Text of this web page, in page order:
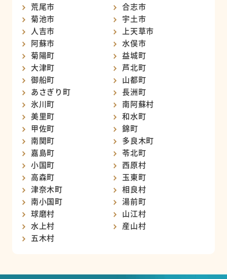
荒尾市
合志市
菊池市
宇土市
人吉市
上天草市
阿蘇市
水俣市
菊陽町
益城町
大津町
芦北町
御船町
山都町
あさぎり町
長洲町
氷川町
南阿蘇村
美里町
和水町
甲佐町
錦町
南関町
多良木町
嘉島町
苓北町
小国町
西原村
高森町
玉東町
津奈木町
相良村
南小国町
湯前町
球磨村
山江村
水上村
産山村
五木村